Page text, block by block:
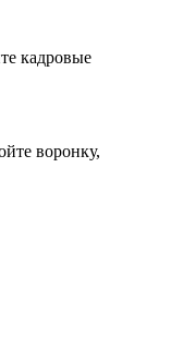
кадровые
воронку,